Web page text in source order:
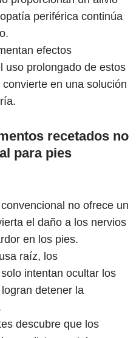
periférica continúa
efectos
uso prolongado de estos
en una solución
recetados no
para pies
no ofrece un
el daño a los nervios
en los pies.
raíz, los
intentan ocultar los
detener la
descubre que los